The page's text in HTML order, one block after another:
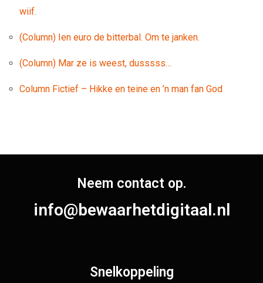
wiif.
(Column) Ien euro de bitterbal. Om te janken.
(Column) Mar ze is weest, dusssss…
Column Fictief – Hikke en teine en ’n man fan God
Neem contact op.
info@bewaarhetdigitaal.nl
Snelkoppeling